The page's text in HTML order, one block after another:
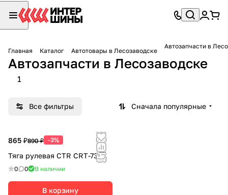
Главная Каталог Автотовары в Лесозаводске
Автозапчасти в
Автозапчасти в Лесозаводске
1
Все фильтры Сначала популярные
865 ₽890 ₽ -3%
Тяга рулевая CТR CRT-73
0 0 В наличии
В корзину